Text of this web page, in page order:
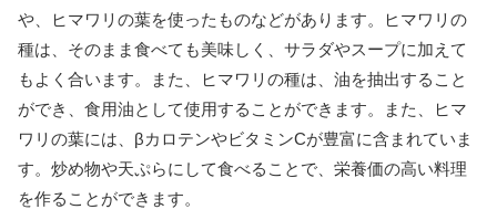
や、ヒマワリの葉を使ったものなどがあります。ヒマワリの
種は、そのまま食べても美味しく、サラダやスープに加えて
もよく合います。また、ヒマワリの種は、油を抽出すること
ができ、食用油として使用することができます。また、ヒマ
ワリの葉には、βカロテンやビタミンCが豊富に含まれていま
す。炒め物や天ぷらにして食べることで、栄養価の高い料理
を作ることができます。